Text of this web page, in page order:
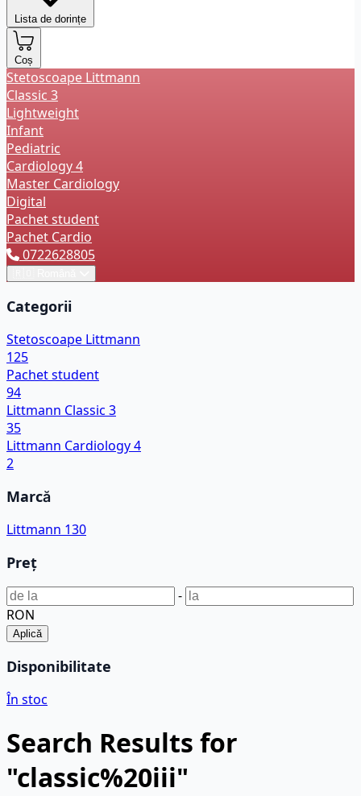
Lista de dorințe
Coș
Stetoscoape Littmann
Classic 3
Lightweight
Infant
Pediatric
Cardiology 4
Master Cardiology
Digital
Pachet student
Pachet Cardio
0722628805
Categorii
Stetoscoape Littmann
125
Pachet student
94
Littmann Classic 3
35
Littmann Cardiology 4
2
Marcă
Littmann 130
Preț
-
RON
Aplică
Disponibilitate
În stoc
Search Results for
"classic%20iii"